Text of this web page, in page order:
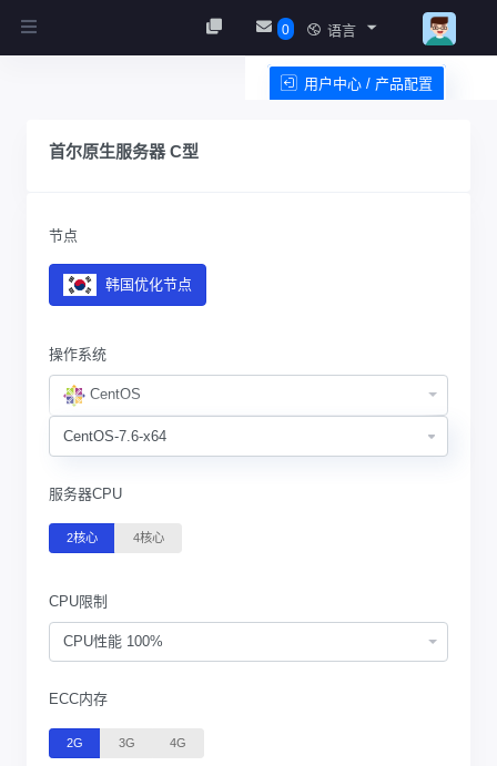
0 语言
用户中心 / 产品配置
首尔原生服务器 C型
节点
韩国优化节点
操作系统
CentOS
服务器CPU
2核心 4核心
CPU限制
CPU性能 100%
ECC内存
2G 3G 4G